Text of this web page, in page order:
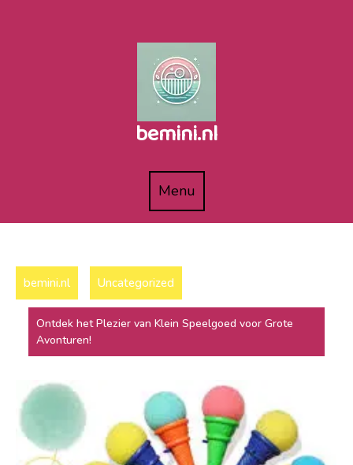
bemini.nl
MenuMenu
bemini.nl Uncategorized
Ontdek het Plezier van Klein Speelgoed voor Grote
Avonturen!